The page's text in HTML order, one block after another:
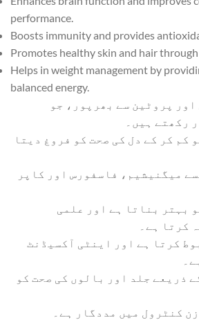
performance.
Boosts immunity and provides
Promotes healthy skin and hair
Helps in weight management by
balanced energy.
پروٹین سے بھرپور، جو
رکھتے ہیں۔
کم کر کے دل کی صحت کو فروغ دیتا
میگنیشیم، فاسفورس اور کاپر
بہتر بناتا ہے اور علمی
کرتا ہے۔
کرتا ہے اور اینٹی آکسیڈنٹ
ذریعے جلد اور بالوں کی صحت کو
کنٹرول میں مددگار ہے۔